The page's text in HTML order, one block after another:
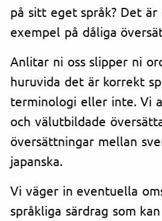
på sitt eget språk? Det
exempel på dåliga
Anlitar ni oss slipper ni
huruvida det är korrekt
terminologi eller inte. Vi
och välutbildade
översättningar mellan
japanska.
Vi väger in eventuella
språkliga särdrag som